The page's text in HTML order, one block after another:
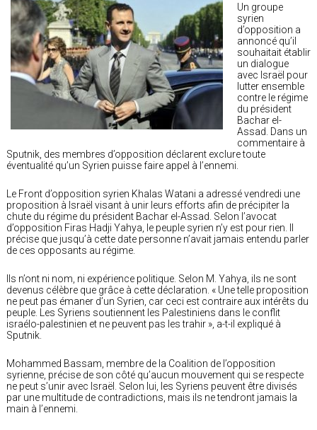
Un groupe
syrien
d’opposition a
annoncé qu’il
souhaitait établir
un dialogue
avec Israël pour
lutter ensemble
contre le régime
du président
Bachar el-
Assad. Dans un
commentaire à
Sputnik, des membres d’opposition déclarent exclure toute
éventualité qu’un Syrien puisse faire appel à l’ennemi.
Le Front d’opposition syrien Khalas Watani a adressé vendredi une
proposition à Israël visant à unir leurs efforts afin de précipiter la
chute du régime du président Bachar el-Assad. Selon l’avocat
d’opposition Firas Hadji Yahya, le peuple syrien n’y est pour rien. Il
précise que jusqu’à cette date personne n’avait jamais entendu parler
de ces opposants au régime.
Ils n’ont ni nom, ni expérience politique. Selon M. Yahya, ils ne sont
devenus célèbre que grâce à cette déclaration. « Une telle proposition
ne peut pas émaner d’un Syrien, car ceci est contraire aux intérêts du
peuple. Les Syriens soutiennent les Palestiniens dans le conflit
israélo-palestinien et ne peuvent pas les trahir », a-t-il expliqué à
Sputnik.
Mohammed Bassam, membre de la Coalition de l’opposition
syrienne, précise de son côté qu’aucun mouvement qui se respecte
ne peut s’unir avec Israël. Selon lui, les Syriens peuvent être divisés
par une multitude de contradictions, mais ils ne tendront jamais la
main à l’ennemi.